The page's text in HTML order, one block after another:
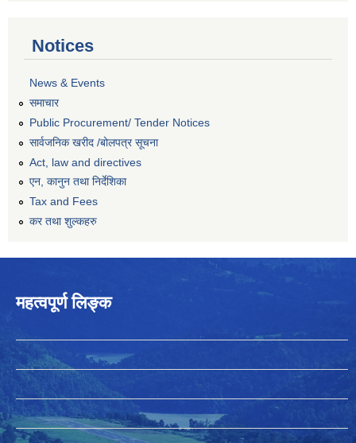
Notices
News & Events
समाचार
Public Procurement/ Tender Notices
सार्वजनिक खरीद /बोलपत्र सूचना
Act, law and directives
एन, कानुन तथा निर्देशिका
Tax and Fees
कर तथा शुल्कहरु
महत्वपूर्ण लिङ्क